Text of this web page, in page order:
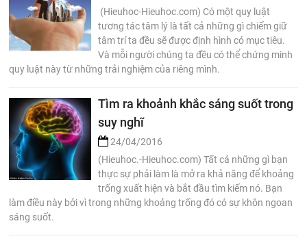
(Hieuhoc-Hieuhoc.com) Có một quy luật
tương tác tâm lý là tất cả những gì chiếm giữ
tâm trí ta đều sẽ được định hình có mục tiêu.
Và mỗi người chúng ta đều có thể chứng minh
quy luật này từ những trải nghiệm của riêng mình.
Tìm ra khoảnh khắc sáng suốt trong
suy nghĩ
24/04/2016
(Hieuhoc.-Hieuhoc.com) Tất cả những gì bạn
thực sự phải làm là mở ra khả năng để khoảng
trống xuất hiện và bắt đầu tìm kiếm nó. Bạn
làm điều này bởi vì trong những khoảng trống đó có sự khôn ngoan
sáng suốt.